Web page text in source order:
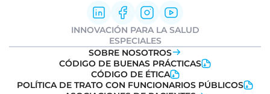
INNOVACIÓN PARA LA SALUD
Innovación Farmacéutica
I+D clínica
Sociedad y Medicamentos
Transformación Digital
Salud
Farmacovigilancia
ESPECIALES
Informe Weber
Ideatón Salud
InnovationDay
SOBRE NOSOTROS
CÓDIGO DE BUENAS PRÁCTICAS
CÓDIGO DE ÉTICA
POLÍTICA DE TRATO CON FUNCIONARIOS PÚBLICOS